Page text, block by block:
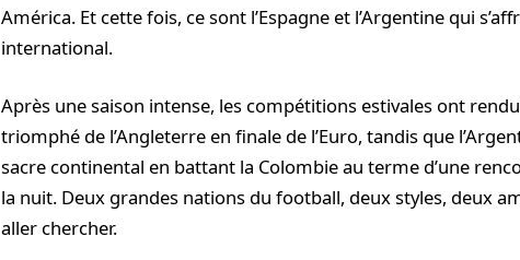
América. Et cette fois, ce sont l’Espagne et l’Argentine qui
international.
Après une saison intense, les compétitions estivales ont rendu
triomphé de l’Angleterre en finale de l’Euro, tandis que
sacre continental en battant la Colombie au terme d’une
la nuit. Deux grandes nations du football, deux styles, deux
aller chercher.